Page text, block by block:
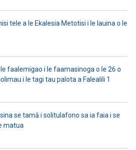
tele a le Ekalesia Metotisi i le lauina o le
faalemigao i le faamasinoga o le 26 o
i le tagi tau palota a Falealili 1
se tamā i solitulafono sa ia faia i se
matua